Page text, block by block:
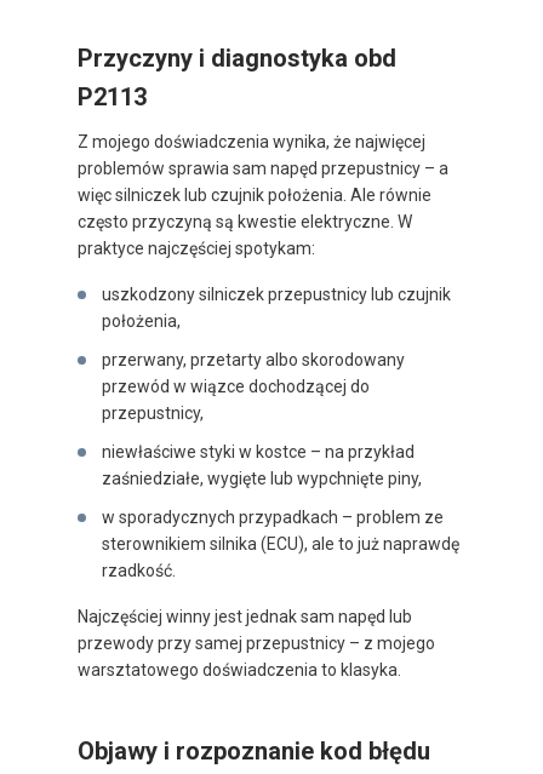
Przyczyny i diagnostyka obd
P2113
Z mojego doświadczenia wynika, że najwięcej
problemów sprawia sam napęd przepustnicy – a
więc silniczek lub czujnik położenia. Ale równie
często przyczyną są kwestie elektryczne. W
praktyce najczęściej spotykam:
uszkodzony silniczek przepustnicy lub czujnik
położenia,
przerwany, przetarty albo skorodowany
przewód w wiązce dochodzącej do
przepustnicy,
niewłaściwe styki w kostce – na przykład
zaśniedziałe, wygięte lub wypchnięte piny,
w sporadycznych przypadkach – problem ze
sterownikiem silnika (ECU), ale to już naprawdę
rzadkość.
Najczęściej winny jest jednak sam napęd lub
przewody przy samej przepustnicy – z mojego
warsztatowego doświadczenia to klasyka.
Objawy i rozpoznanie kod błędu